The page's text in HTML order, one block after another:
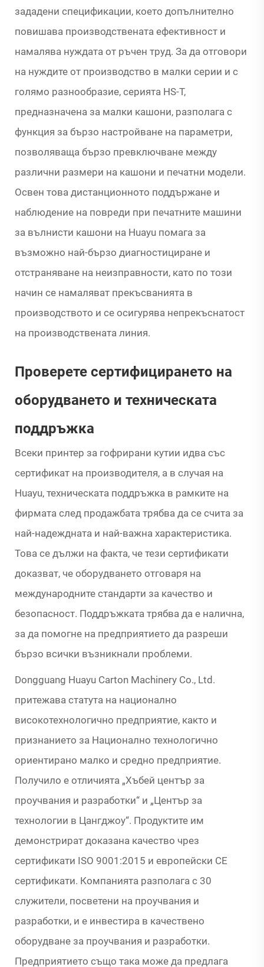
зададени спецификации, което допълнително
повишава производствената ефективност и
намалява нуждата от ръчен труд. За да отговори
на нуждите от производство в малки серии и с
голямо разнообразие, серията HS-T,
предназначена за малки кашони, разполага с
функция за бързо настройване на параметри,
позволяваща бързо превключване между
различни размери на кашони и печатни модели.
Освен това дистанционното поддържане и
наблюдение на повреди при печатните машини
за вълнисти кашони на Huayu помага за
възможно най-бързо диагностициране и
отстраняване на неизправности, като по този
начин се намаляват прекъсванията в
производството и се осигурява непрекъснатост
на производствената линия.
Проверете сертифицирането на
оборудването и техническата
поддръжка
Всеки принтер за гофрирани кутии идва със
сертификат на производителя, а в случая на
Huayu, техническата поддръжка в рамките на
фирмата след продажбата трябва да се счита за
най-надеждната и най-важна характеристика.
Това се дължи на факта, че тези сертификати
доказват, че оборудването отговаря на
международните стандарти за качество и
безопасност. Поддръжката трябва да е налична,
за да помогне на предприятието да разреши
бързо всички възникнали проблеми.
Dongguang Huayu Carton Machinery Co., Ltd.
притежава статута на национално
високотехнологично предприятие, както и
признанието за Национално технологично
ориентирано малко и средно предприятие.
Получило е отличията „Хъбей център за
проучвания и разработки“ и „Център за
технологии в Цангджоу“. Продуктите им
демонстрират доказана качество чрез
сертификати ISO 9001:2015 и европейски CE
сертификати. Компанията разполага с 30
служители, посветени на проучвания и
разработки, и е инвестира в качествено
оборудване за проучвания и разработки.
Предприятието също така може да предлага